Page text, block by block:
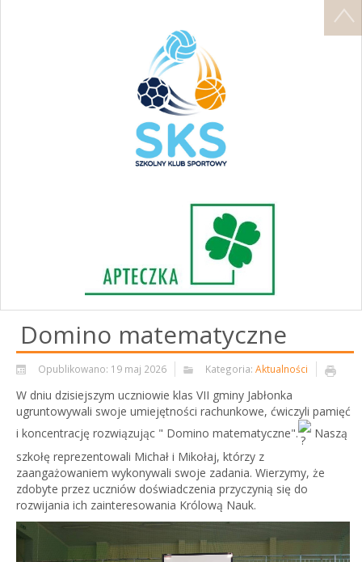
Domino matematyczne
Opublikowano: 19 maj 2026 Kategoria: Aktualności
W dniu dzisiejszym uczniowie klas VII gminy Jabłonka
ugruntowywali swoje umiejętności rachunkowe, ćwiczyli pamięć
i koncentrację rozwiązując " Domino matematyczne".
Naszą
szkołę reprezentowali Michał i Mikołaj, którzy z
zaangażowaniem wykonywali swoje zadania. Wierzymy, że
zdobyte przez uczniów doświadczenia przyczynią się do
rozwijania ich zainteresowania Królową Nauk.